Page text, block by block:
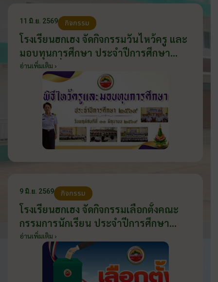
11 มิ.ย. 2569 กิจกรรม
โรงเรียนฮกเฮง จัดกิจกรรมวันไหว้ครู และ
มอบทุนการศึกษา ประจำปีการศึกษา
2569 วันที่ 11 มิถุนายน 2569
อ่านเพิ่มเติม ›
9 มิ.ย. 2569 กิจกรรม
โรงเรียนฮกเฮง จัดกิจกรรมเลือกตั้งคณะ
กรรมการนักเรียน ประจำปีการศึกษา
2569 ส่งเสริมประชาธิปไตยในโรงเรียน
วันที่ 9 มิถุนายน 2569
อ่านเพิ่มเติม ›